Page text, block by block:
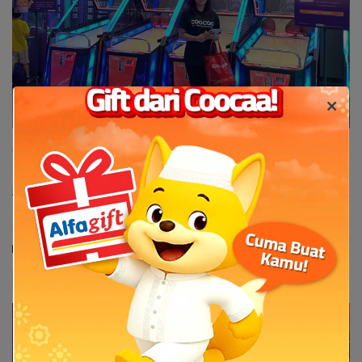
Coocaa Indonesia Bagi-Bagi THR TV 86 Inch dan
Ratusan Juta Rupiah di Timezone
JAKARTA Coocaa sebagai brand TV no. 1 di Indonesia berkolaborasi
dengan Timezone Indonesia ingin berbagi kebahagiaan serta perasaan
dan pengalaman yang menyenangkan untuk masyarakat melalui event
Super Fun Ramadan with Super No. 1 at Timezone.
9 Jul 2024